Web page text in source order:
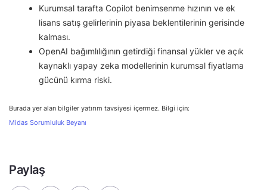
Kurumsal tarafta Copilot benimsenme hızının ve ek
lisans satış gelirlerinin piyasa beklentilerinin gerisinde
kalması.
OpenAI bağımlılığının getirdiği finansal yükler ve açık
kaynaklı yapay zeka modellerinin kurumsal fiyatlama
gücünü kırma riski.
Burada yer alan bilgiler yatırım tavsiyesi içermez. Bilgi için:
Midas Sorumluluk Beyanı
Paylaş